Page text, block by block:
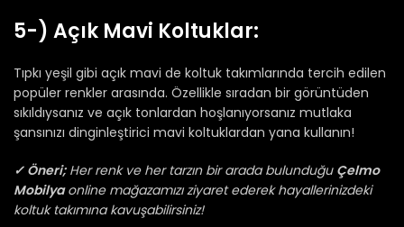
5-) Açık Mavi Koltuklar:
Tıpkı yeşil gibi açık mavi de koltuk takımlarında tercih edilen
popüler renkler arasında. Özellikle sıradan bir görüntüden
sıkıldıysanız ve açık tonlardan hoşlanıyorsanız mutlaka
şansınızı dinginleştirici mavi koltuklardan yana kullanın!
✓ Öneri; Her renk ve her tarzın bir arada bulunduğu Çelmo
Mobilyaonline mağazamızı ziyaret ederek hayallerinizdeki
koltuk takımına kavuşabilirsiniz!